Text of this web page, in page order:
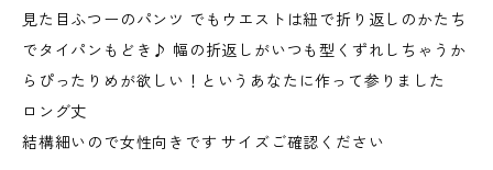
見た目ふつーのパンツ でもウエストは紐で折り返しのかたち
でタイパンもどき♪ 幅の折返しがいつも型くずれしちゃうか
らぴったりめが欲しい！というあなたに作って参りました
ロング丈
結構細いので女性向きです サイズご確認ください